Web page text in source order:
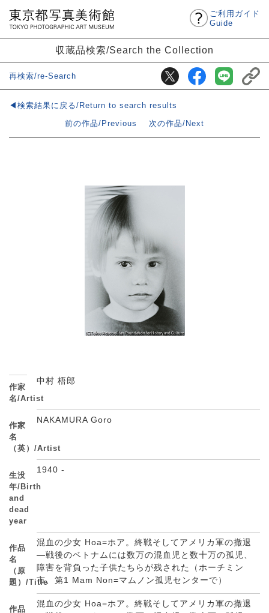
ご利用ガイド
Guide
収蔵品検索/Search the Collection
再検索/re-Search
◀検索結果に戻る/Return to search results
前の作品/Previous
次の作品/Next
作家
名/Artist
中村 梧郎
作家
名
（英）/Artist
NAKAMURA Goro
生没
年/Birth
and
dead
year
1940 -
作品
名
（原
題）/Title
混血の少女 Hoa=ホア。終戦そしてアメリカ軍の撤退
―戦後のベトナムには数万の混血児と数十万の孤児、
障害を背負った子供たちらが残された（ホーチミン
市、第1 Mam Non=マムノン孤児センターで）
作品
混血の少女 Hoa=ホア。終戦そしてアメリカ軍の撤退